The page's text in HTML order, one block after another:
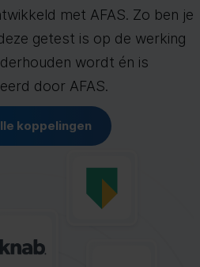
met AFAS. Zo ben je
getest is op de werking
wordt én is
door AFAS.
koppelingen